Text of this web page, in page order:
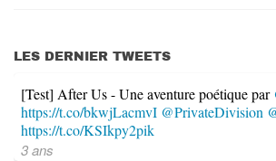
LES DERNIER TWEETS
[Test] After Us - Une aventure poétique par
https://t.co/bkwjLacmvI @PrivateDivision
https://t.co/KSIkpy2pik
3 ans